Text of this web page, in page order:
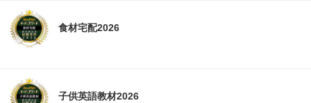
食材宅配2026
子供英語教材2026